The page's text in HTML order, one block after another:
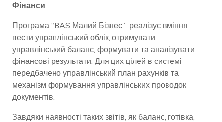
Фінанси
Програма “BAS Малий Бізнес” реалізує вміння
вести управлінський облік, отримувати
управлінський баланс, формувати та аналізувати
фінансові результати. Для цих цілей в системі
передбачено управлінський план рахунків та
механізм формування управлінських проводок
документів.
Завдяки наявності таких звітів, як баланс, готівка,